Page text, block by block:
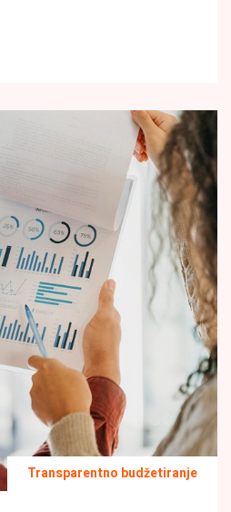
Transparentno budžetiranje